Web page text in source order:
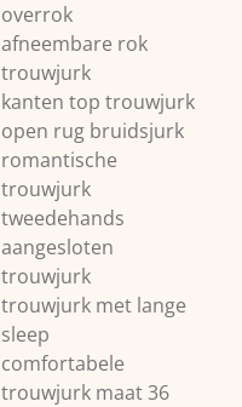
overrok
afneembare rok
trouwjurk
kanten top trouwjurk
open rug bruidsjurk
romantische
trouwjurk
tweedehands
aangesloten
trouwjurk
trouwjurk met lange
sleep
comfortabele
trouwjurk maat 36